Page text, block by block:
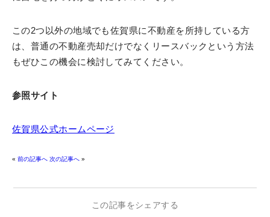
この2つ以外の地域でも佐賀県に不動産を所持している方
は、普通の不動産売却だけでなくリースバックという方法
もぜひこの機会に検討してみてください。
参照サイト
佐賀県公式ホームページ
« 前の記事へ 次の記事へ »
この記事をシェアする